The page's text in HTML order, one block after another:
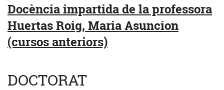
Docència impartida de la professora
Huertas Roig, Maria Asuncion
(cursos anteriors)
DOCTORAT